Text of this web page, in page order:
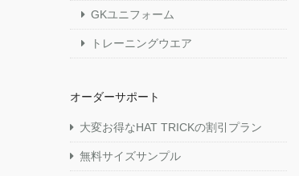
GKユニフォーム
トレーニングウエア
オーダーサポート
大変お得なHAT TRICKの割引プラン
無料サイズサンプル